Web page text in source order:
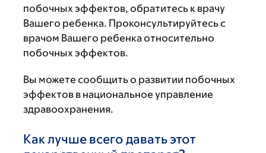
побочных эффектов, обратитесь к врачу
Вашего ребенка. Проконсультируйтесь с
врачом Вашего ребенка относительно
побочных эффектов.
Вы можете сообщить о развитии побочных
эффектов в национальное управление
здравоохранения.
Как лучше всего давать этот